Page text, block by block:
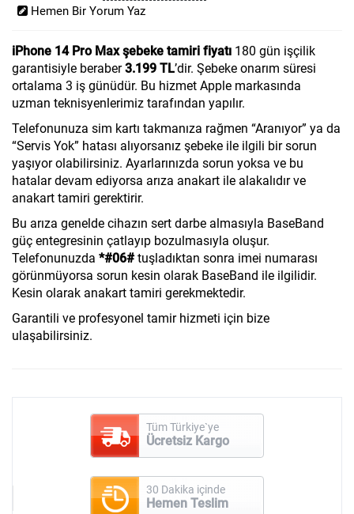
Hemen Bir Yorum Yaz
iPhone 14 Pro Max şebeke tamiri fiyatı 180 gün işçilik
garantisiyle beraber3.199 TL’dir. Şebeke onarım süresi
ortalama 3 iş günüdür. Bu hizmet Apple markasında
uzman teknisyenlerimiz tarafından yapılır.
Telefonunuza sim kartı takmanıza rağmen “Aranıyor” ya da
“Servis Yok” hatası alıyorsanız şebeke ile ilgili bir sorun
yaşıyor olabilirsiniz. Ayarlarınızda sorun yoksa ve bu
hatalar devam ediyorsa arıza anakart ile alakalıdır ve
anakart tamiri gerektirir.
Bu arıza genelde cihazın sert darbe almasıyla BaseBand
güç entegresinin çatlayıp bozulmasıyla oluşur.
Telefonunuzda *#06#tuşladıktan sonra imei numarası
görünmüyorsa sorun kesin olarak BaseBand ile ilgilidir.
Kesin olarak anakart tamiri gerekmektedir.
Garantili ve profesyonel tamir hizmeti için bize
ulaşabilirsiniz.
Tüm Türkiye`ye
Ücretsiz Kargo
30 Dakika içinde
Hemen Teslim